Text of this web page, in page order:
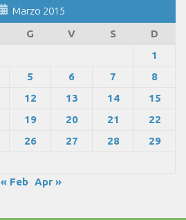
Marzo 2015
G V S
D
1
5 6 7
8
12 13 14
15
19 20 21
22
26 27 28
29
« Feb Apr »